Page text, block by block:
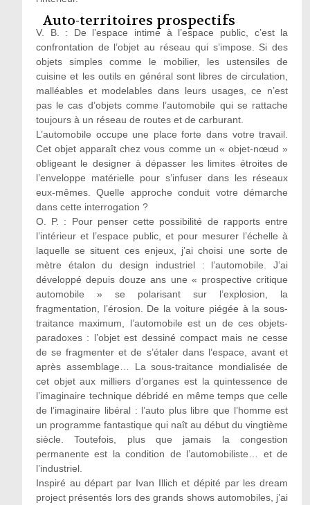
Auto-territoires prospectifs
V. B. : De l’espace intime à l’espace public, c’est la
confrontation de l’objet au réseau qui s’impose. Si des
objets simples comme le mobilier, les ustensiles de
cuisine et les outils en général sont libres de circulation,
malléables et modelables dans leurs usages, ce n’est
pas le cas d’objets comme l’automobile qui se rattache
toujours à un réseau de routes et de carburant.
L’automobile occupe une place forte dans votre travail.
Cet objet apparaît chez vous comme un « objet-nœud »
obligeant le designer à dépasser les limites étroites de
l’enveloppe matérielle pour s’infuser dans les réseaux
eux-mêmes. Quelle approche conduit votre démarche
dans cette interrogation ?
O. P. : Pour penser cette possibilité de rapports entre
l’intérieur et l’espace public, et pour mesurer l’échelle à
laquelle se situent ces enjeux, j’ai choisi une sorte de
mètre étalon du design industriel : l’automobile. J’ai
développé depuis douze ans une « prospective critique
automobile » se polarisant sur l’explosion, la
fragmentation, l’érosion. De la voiture piégée à la sous-
traitance maximum, l’automobile est un de ces objets-
paradoxes : l’objet est dessiné compact mais ne cesse
de se fragmenter et de s’étaler dans l’espace, avant et
après assemblage… La sous-traitance mondialisée de
cet objet aux milliers d’organes est la quintessence de
l’imaginaire technique débridé en même temps que celle
de l’imaginaire libéral : l’auto plus libre que l’homme est
un programme fantastique qui naît au début du vingtième
siècle. Toutefois, plus que jamais la congestion
permanente est la condition de l’automobiliste… et de
l’industriel.
Inspiré au départ par Ivan Illich et dépité par les dream
project présentés lors des grands shows automobiles, j’ai